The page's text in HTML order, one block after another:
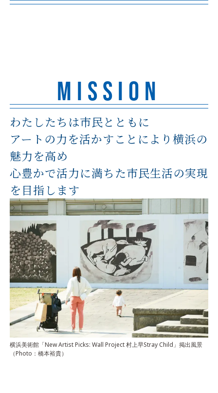
横浜美術館「New Artist Picks: Wall Project 村上早Stray Child」 掲出風景
（Photo：橋本裕貴）
MISSION
わたしたちは市民とともに
アートの力を活かすことにより横浜の
魅力を高め
心豊かで活力に満ちた市民生活の実現
を目指します